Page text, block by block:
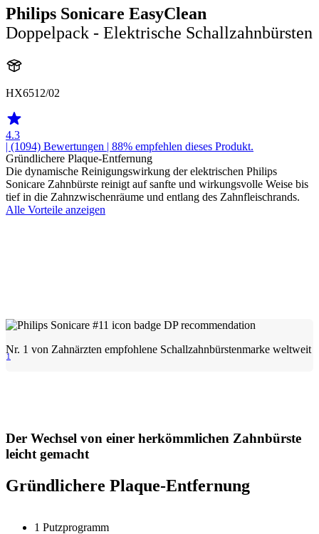
Philips Sonicare EasyClean
Doppelpack - Elektrische Schallzahnbürsten
HX6512/02
4.3
| (1094) Bewertungen | 88% empfehlen dieses Produkt.
Gründlichere Plaque-Entfernung
Die dynamische Reinigungswirkung der elektrischen Philips
Sonicare Zahnbürste reinigt auf sanfte und wirkungsvolle Weise bis
tief in die Zahnzwischenräume und entlang des Zahnfleischrands.
Alle Vorteile anzeigen
Nr. 1 von Zahnärzten empfohlene Schallzahnbürstenmarke weltweit
1
Der Wechsel von einer herkömmlichen Zahnbürste
leicht gemacht
Gründlichere Plaque-Entfernung
1 Putzprogramm